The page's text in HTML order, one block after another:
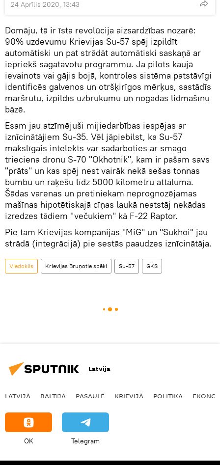
24 Aprīlis 2020, 13:43
Domāju, tā ir īsta revolūcija aizsardzības nozarē:
90% uzdevumu Krievijas Su-57 spēj izpildīt
automātiski un pat strādāt automātiski saskaņā ar
iepriekš sagatavotu programmu. Ja pilots kaujā
ievainots vai gājis bojā, kontroles sistēma patstāvīgi
identificēs galvenos un otršķirīgos mērķus, sastādīs
maršrutu, izpildīs uzbrukumu un nogādās lidmašīnu
bāzē.
Esam jau atzīmējuši mijiedarbības iespējas ar
iznīcinātājiem Su-35. Vēl jāpiebilst, ka Su-57
mākslīgais intelekts var sadarboties ar smago
trieciena dronu S-70 "Okhotnik", kam ir pašam savs
"prāts" un kas spēj nest vairāk nekā sešas tonnas
bumbu un raķešu līdz 5000 kilometru attālumā.
Šādas varenas un pretiniekam neprognozējamas
mašīnas hipotētiskajā cīņas laukā neatstāj nekādas
izredzes tādiem "večukiem" kā F-22 Raptor.
Pie tam Krievijas kompānijas "MiG" un "Sukhoi" jau
strādā (integrācijā) pie sestās paaudzes iznīcinātāja.
Viedoklis Krievijas Bruņotie spēki Su-57 GKS
Latvija
LATVIJĀ BALTIJĀ PASAULĒ KRIEVIJĀ POLITIKA
OK Telegram